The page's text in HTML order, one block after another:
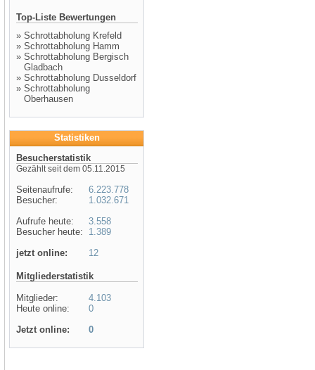
Top-Liste Bewertungen
» Schrottabholung Krefeld
» Schrottabholung Hamm
» Schrottabholung Bergisch
Gladbach
» Schrottabholung Dusseldorf
» Schrottabholung
Oberhausen
Statistiken
Besucherstatistik
Gezählt seit dem 05.11.2015
Seitenaufrufe:
Besucher:
Aufrufe heute:
Besucher heute:
jetzt online:
6.223.778
1.032.671
3.558
1.389
12
Mitgliederstatistik
Mitglieder:
Heute online:
4.103
0
Jetzt online:
0